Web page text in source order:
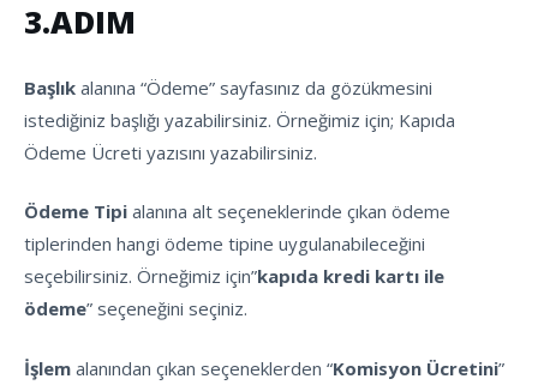
3.ADIM
Başlık alanına “Ödeme” sayfasınız da gözükmesini
istediğiniz başlığı yazabilirsiniz. Örneğimiz için; Kapıda
Ödeme Ücreti yazısını yazabilirsiniz.
Ödeme Tipi alanına alt seçeneklerinde çıkan ödeme
tiplerinden hangi ödeme tipine uygulanabileceğini
seçebilirsiniz. Örneğimiz için”kapıda kredi kartı ile
ödeme” seçeneğini seçiniz.
İşlem alanından çıkan seçeneklerden “Komisyon Ücretini”